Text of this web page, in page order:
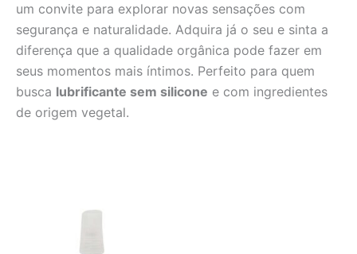
um convite para explorar novas sensações com
segurança e naturalidade. Adquira já o seu e sinta a
diferença que a qualidade orgânica pode fazer em
seus momentos mais íntimos. Perfeito para quem
busca lubrificante sem silicone e com ingredientes
de origem vegetal.